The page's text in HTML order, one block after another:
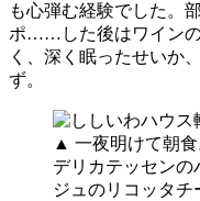
も心弾む経験でした。
ポ……した後はワイン
く、深く眠ったせいか
ず。
▲ 一夜明けて朝
デリカテッセンの
ジュのリコッタ